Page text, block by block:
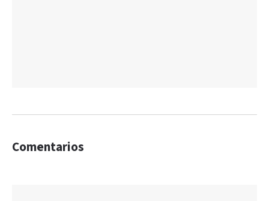
Comentarios